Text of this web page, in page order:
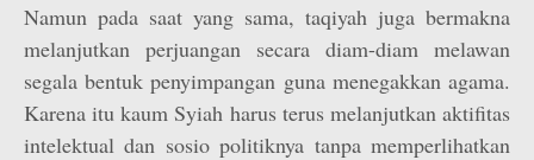
Namun pada saat yang sama, taqiyah juga bermakna
melanjutkan perjuangan secara diam-diam melawan
segala bentuk penyimpangan guna menegakkan agama.
Karena itu kaum Syiah harus terus melanjutkan aktifitas
intelektual dan sosio politiknya tanpa memperlihatkan